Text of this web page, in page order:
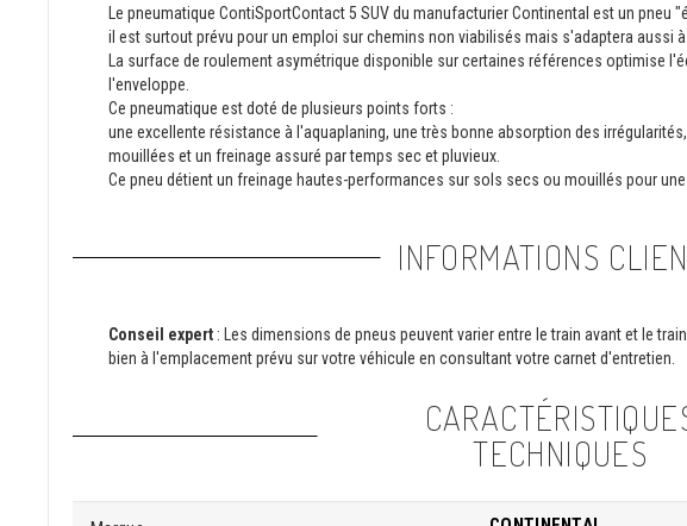
Le pneumatique ContiSportContact 5 SUV du manufacturier Continental est un pneu
il est surtout prévu pour un emploi sur chemins non viabilisés mais s'adaptera aussi
La surface de roulement asymétrique disponible sur certaines références optimise
l'enveloppe.
Ce pneumatique est doté de plusieurs points forts :
une excellente résistance à l'aquaplaning, une très bonne absorption des
mouillées et un freinage assuré par temps sec et pluvieux.
Ce pneu détient un freinage hautes-performances sur sols secs ou mouillés pour
INFORMATIONS
Conseil expert : Les dimensions de pneus peuvent varier entre le train avant et le
bien à l'emplacement prévu sur votre véhicule en consultant votre carnet d'entretien.
TECHNIQUES